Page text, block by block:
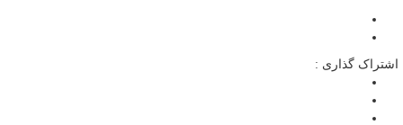
اشتراک گذاری :